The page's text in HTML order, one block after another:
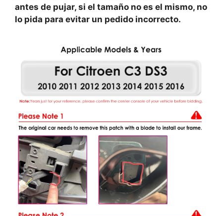
antes de pujar, si el tamaño no es el mismo, no
lo pida para evitar un pedido incorrecto.